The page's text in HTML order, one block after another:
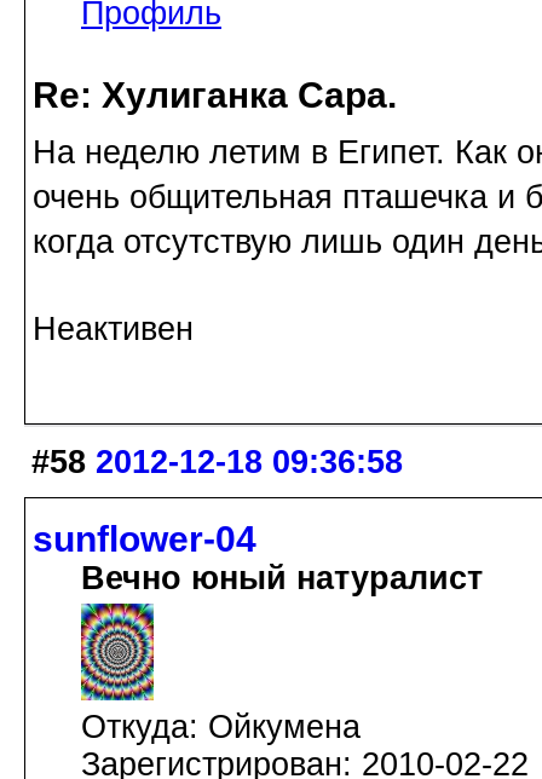
Профиль
Re: Хулиганка Сара.
На неделю летим в Египет. Как
очень общительная пташечка и
когда отсутствую лишь один
Неактивен
#58 2012-12-18 09:36:58
sunflower-04
Вечно юный натуралист
Откуда: Ойкумена
Зарегистрирован: 2010-02-22